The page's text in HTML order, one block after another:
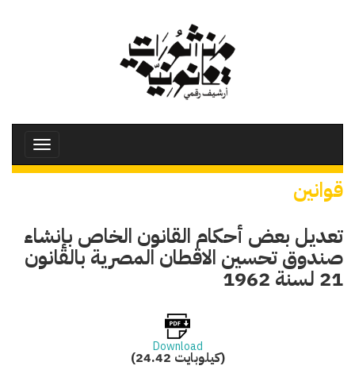
Toggle
قوانين
تعديل بعض أحكام القانون الخاص بإنشاء
صندوق تحسين الاقطان المصرية بالقانون
21 لسنة 1962
Download
(24.42 كيلوبايت)